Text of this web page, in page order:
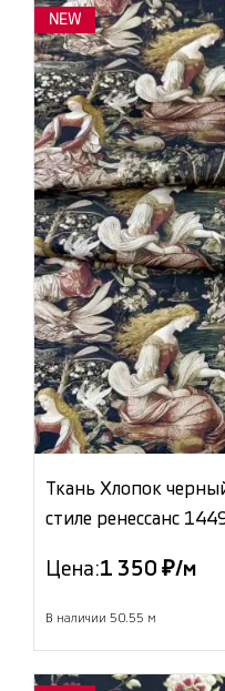
NEW
Ткань Хлопок
стиле ренессанс
Цена:1 350 ₽/м
В наличии 50.55 м